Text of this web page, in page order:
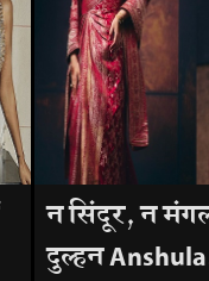
न सिंदूर, न
दुल्हन